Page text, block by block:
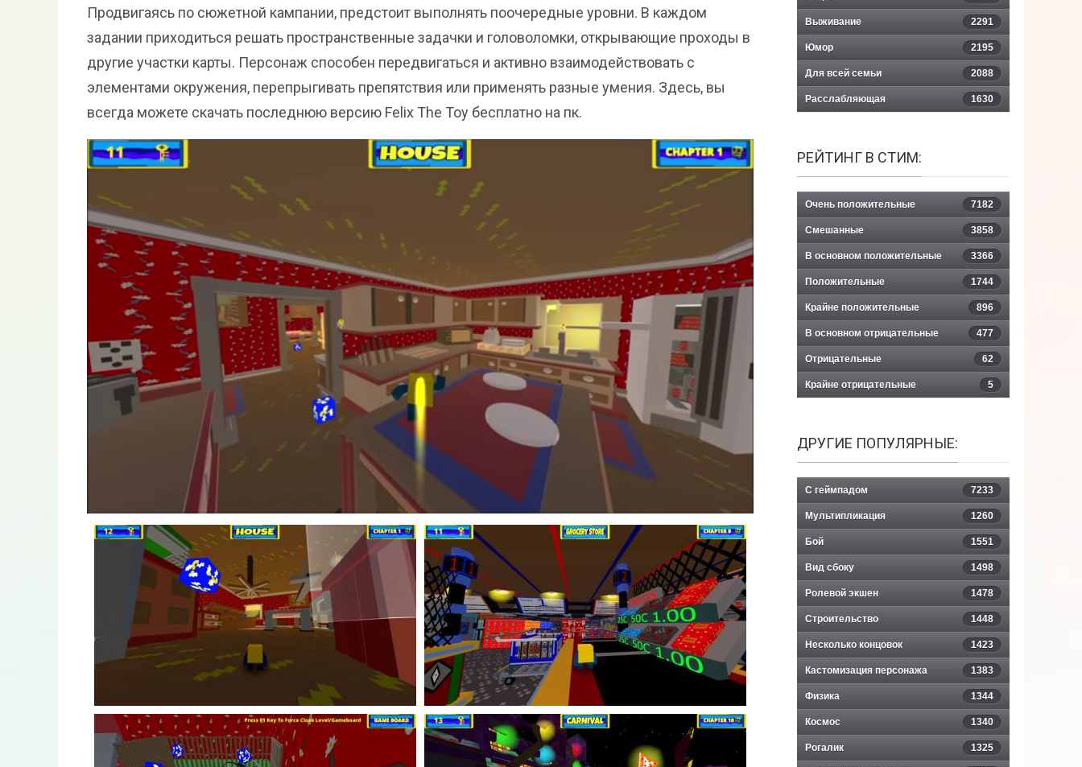
Продвигаясь по сюжетной кампании, предстоит выполнять поочередные уровни. В каждом
задании приходиться решать пространственные задачки и головоломки, открывающие проходы в
другие участки карты. Персонаж способен передвигаться и активно взаимодействовать с
элементами окружения, перепрыгивать препятствия или применять разные умения. Здесь, вы
всегда можете скачать последнюю версию Felix The Toy бесплатно на пк.
Выживание 2291
Юмор 2195
Для всей семьи 2088
Расслабляющая 1630
РЕЙТИНГ В СТИМ:
Очень положительные 7182
Смешанные 3858
В основном положительные 3366
Положительные 1744
Крайне положительные 896
В основном отрицательные 477
Отрицательные 62
Крайне отрицательные 5
ДРУГИЕ ПОПУЛЯРНЫЕ:
С геймпадом 7233
Мультипликация 1260
Бой 1551
Вид сбоку 1498
Ролевой экшен 1478
Строительство 1448
Несколько концовок 1423
Кастомизация персонажа 1383
Физика 1344
Космос 1340
Рогалик 1325